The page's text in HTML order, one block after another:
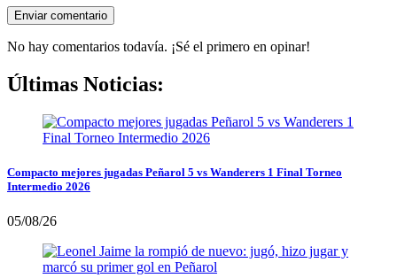
No hay comentarios todavía. ¡Sé el primero en opinar!
Últimas Noticias:
Compacto mejores jugadas Peñarol 5 vs Wanderers 1 Final Torneo
Intermedio 2026
05/08/26